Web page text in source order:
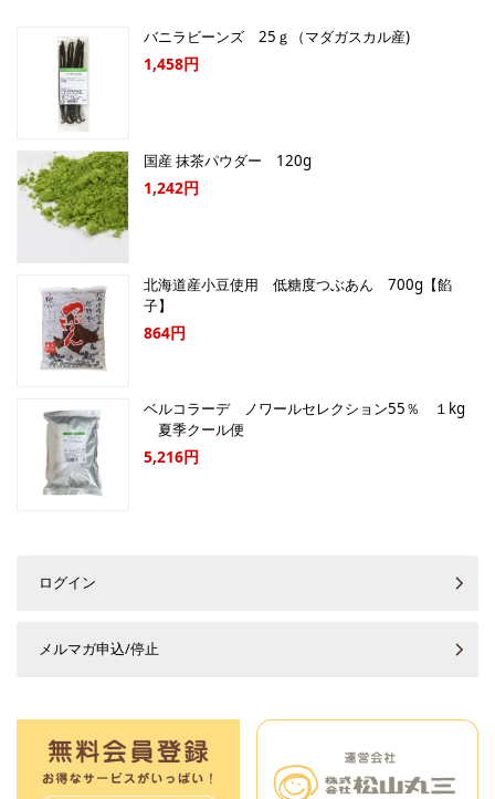
バニラビーンズ 25ｇ（マダガスカル産)
1,458円
国産 抹茶パウダー 120g
1,242円
北海道産小豆使用 低糖度つぶあん 700g【餡
子】
864円
ベルコラーデ ノワールセレクション55％ １kg
夏季クール便
5,216円
ログイン
メルマガ申込/停止